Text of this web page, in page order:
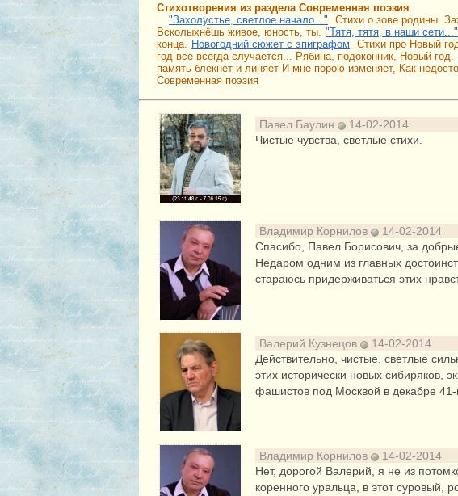
Стихотворения из раздела Современная поэзия:
"Захолустье, светлое начало..."
Стихи о зове родины.
Всколыхнёшь живое, юность, ты. "Тятя, тятя, в наши сети..."
конца.
Новогодний сюжет с эпиграфом
Стихи про Новый
год всё всегда случается... Рябина, подоконник, Новый год.
память блекнет и линяет И мне порою изменяет, Как
Современная поэзия
Павел Баулин
14-02-2014
Чистые чувства, светлые стихи.
Владимир Корнилов
14-02-2014
Спасибо, Павел Борисович, за
Недаром одним из главных
стараюсь придерживаться этих
Валерий Кузнецов
14-02-2014
Действительно, чистые, светлые
этих исторически новых сибиряков,
фашистов под Москвой в декабре
Владимир Корнилов
14-02-2014
Нет, дорогой Валерий, я не из
коренного уральца, в этот суровый,